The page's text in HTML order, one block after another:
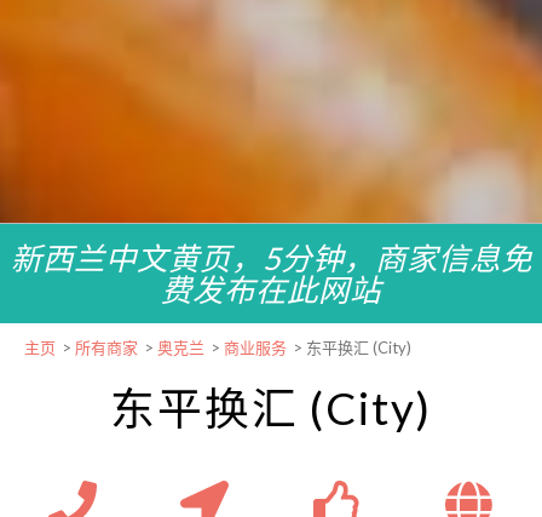
新西兰中文黄页，5分钟，商家信息免
费发布在此网站
主页 > 所有商家 > 奥克兰 > 商业服务 > 东平换汇 (City)
东平换汇 (City)